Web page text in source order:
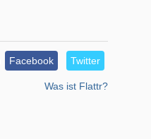
Facebook Twitter
Was ist Flattr?